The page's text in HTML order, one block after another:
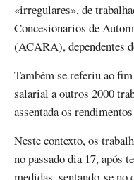
«irregulares», de
Concesionarios de
(ACARA), dependentes
Também se referiu ao
salarial a outros 2000
assentada os
Neste contexto, os
no passado dia 17, após